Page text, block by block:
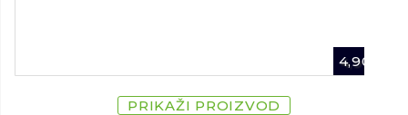
4,90
PRIKAŽI PROIZVOD